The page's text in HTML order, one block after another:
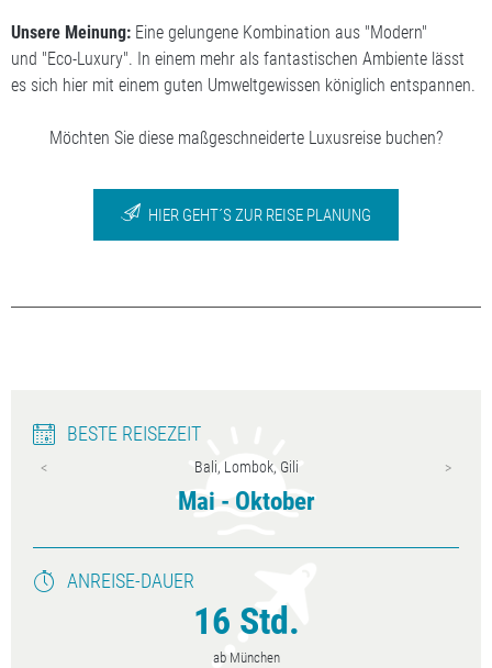
Unsere Meinung: Eine gelungene Kombination aus "Modern"
und "Eco-Luxury". In einem mehr als fantastischen Ambiente lässt
es sich hier mit einem guten Umweltgewissen königlich entspannen.
Möchten Sie diese maßgeschneiderte Luxusreise buchen?
HIER GEHT´S ZUR REISE PLANUNG
BESTE REISEZEIT
Java
Mai - Oktober
ANREISE-DAUER
16 Std.
ab München